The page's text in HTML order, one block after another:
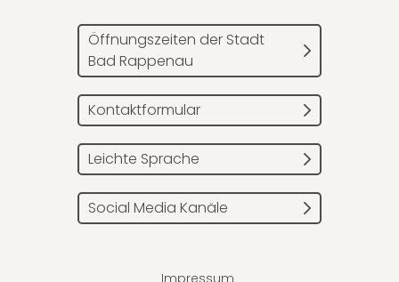
Öffnungszeiten der Stadt
Bad Rappenau
Kontaktformular
Leichte Sprache
Social Media Kanäle
Impressum